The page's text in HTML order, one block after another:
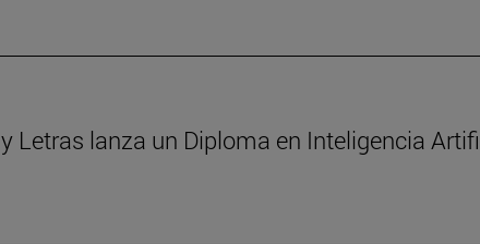
Letras lanza un Diploma en Inteligencia